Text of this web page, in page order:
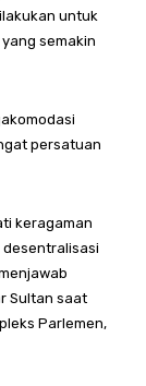
untuk
semakin
persatuan
keragaman
desentralisasi
Sultan saat
Parlemen,